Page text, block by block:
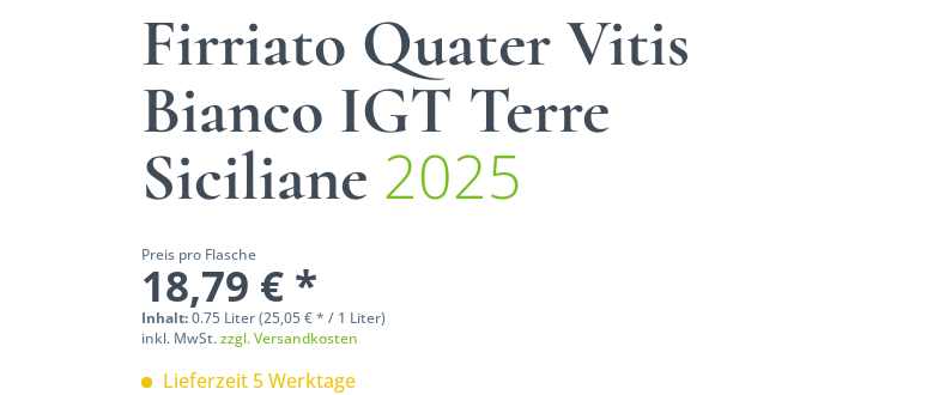
Firriato Quater Vitis
Bianco IGT Terre
Siciliane 2025
Preis pro Flasche
18,79 € *
Inhalt:0.75 Liter (25,05 € * / 1 Liter)
inkl. MwSt.zzgl. Versandkosten
Lieferzeit 5 Werktage